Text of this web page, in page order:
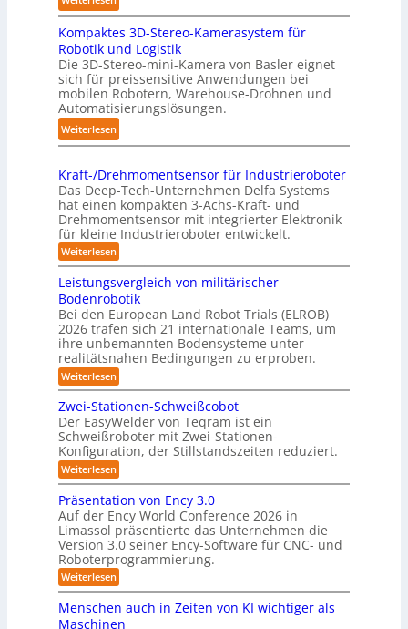
p
u
n
k
t
f
ü
r
p
a
x
s
n
a
h
e
A
u
t
o
m
a
t
i
s
i
e
r
u
n
g
s
l
ö
i
s
i
e
r
u
n
g
s
r
f
2
0
2
6
3
D
-
H
a
n
d
l
n
g
S
y
s
e
m
Kompaktes 3D-Stereo-Kamerasystem für
Robotik und Logistik
Die 3D-Stereo-mini-Kamera von Basler eignet
sich für preissensitive Anwendungen bei
mobilen Robotern, Warehouse-Drohnen und
Automatisierungslösungen.
Weiterlesen:
K
m
p
a
t
e
s
3
D
-
S
t
e
r
e
o
-
K
m
e
r
a
s
y
s
Kraft-/Drehmomentsensor für Industrieroboter
Das Deep-Tech-Unternehmen Delfa Systems
hat einen kompakten 3-Achs-Kraft- und
Drehmomentsensor mit integrierter Elektronik
für kleine Industrieroboter entwickelt.
Weiterlesen:
K
a
f
t
-
/
D
r
e
h
m
o
m
e
n
t
s
e
n
s
o
r
f
ü
r
I
n
d
Leistungsvergleich von militärischer
Bodenrobotik
Bei den European Land Robot Trials (ELROB)
2026 trafen sich 21 internationale Teams, um
ihre unbemannten Bodensysteme unter
realitätsnahen Bedingungen zu erproben.
Weiterlesen:
L
e
i
s
t
u
n
g
s
v
e
r
g
l
e
i
c
h
v
Zwei-Stationen-Schweißcobot
Der EasyWelder von Teqram ist ein
Schweißroboter mit Zwei-Stationen-
Konfiguration, der Stillstandszeiten reduziert.
Weiterlesen:
Z
w
e
i
-
S
t
a
t
i
o
n
Präsentation von Ency 3.0
Auf der Ency World Conference 2026 in
Limassol präsentierte das Unternehmen die
Version 3.0 seiner Ency-Software für CNC- und
Roboterprogrammierung.
Weiterlesen:
P
ä
Menschen auch in Zeiten von KI wichtiger als
Maschinen